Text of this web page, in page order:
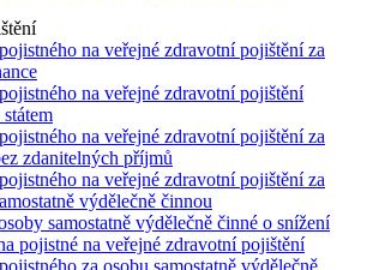
na veřejné zdravotní pojištění za
na veřejné zdravotní pojištění
státem
na veřejné zdravotní pojištění za
zdanitelných příjmů
na veřejné zdravotní pojištění za
výdělečně činnou
samostatně výdělečně činné o snížení
pojistné na veřejné zdravotní pojištění